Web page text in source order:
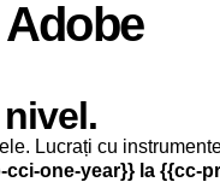
Lucrați cu
one-year}} la {{cc-